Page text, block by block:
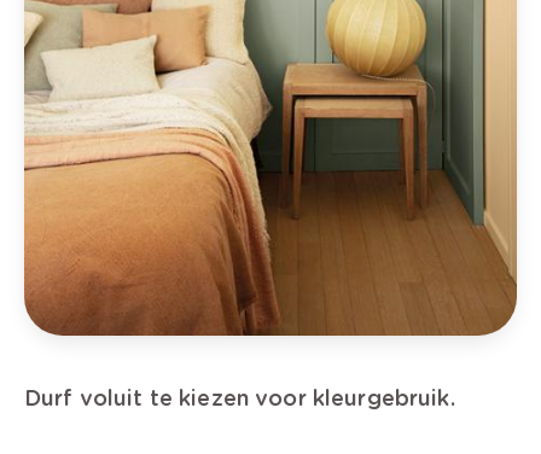
Durf voluit te kiezen voor kleurgebruik.